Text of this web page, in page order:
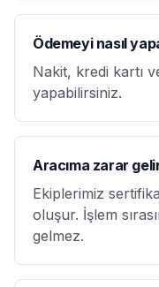
Ödemeyi nasıl
Nakit, kredi kartı
yapabilirsiniz.
Aracıma zarar
Ekiplerimiz
oluşur. İşlem
gelmez.